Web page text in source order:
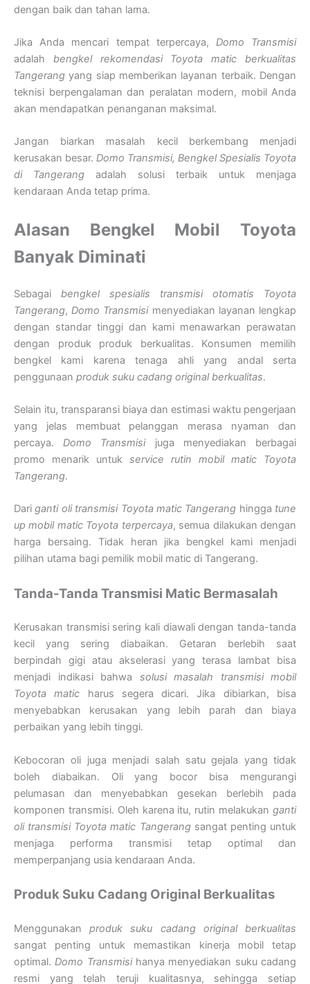
dengan baik dan tahan lama.
Jika Anda mencari tempat terpercaya, Domo Transmisi
adalah bengkel rekomendasi Toyota matic berkualitas
Tangerang yang siap memberikan layanan terbaik. Dengan
teknisi berpengalaman dan peralatan modern, mobil Anda
akan mendapatkan penanganan maksimal.
Jangan biarkan masalah kecil berkembang menjadi
kerusakan besar. Domo Transmisi, Bengkel Spesialis Toyota
di Tangerang adalah solusi terbaik untuk menjaga
kendaraan Anda tetap prima.
Alasan Bengkel Mobil Toyota
Banyak Diminati
Sebagai bengkel spesialis transmisi otomatis Toyota
Tangerang, Domo Transmisimenyediakan layanan lengkap
dengan standar tinggi dan kami menawarkan perawatan
dengan produk produk berkualitas. Konsumen memilih
bengkel kami karena tenaga ahli yang andal serta
penggunaan produk suku cadang original berkualitas.
Selain itu, transparansi biaya dan estimasi waktu pengerjaan
yang jelas membuat pelanggan merasa nyaman dan
percaya.Domo Transmisijuga menyediakan berbagai
promo menarik untuk service rutin mobil matic Toyota
Tangerang.
Dariganti oli transmisi Toyota matic Tangerang hingga tune
up mobil matic Toyota terpercaya, semua dilakukan dengan
harga bersaing. Tidak heran jika bengkel kami menjadi
pilihan utama bagi pemilik mobil matic di Tangerang.
Tanda-Tanda Transmisi Matic Bermasalah
Kerusakan transmisi sering kali diawali dengan tanda-tanda
kecil yang sering diabaikan. Getaran berlebih saat
berpindah gigi atau akselerasi yang terasa lambat bisa
menjadi indikasi bahwa solusi masalah transmisi mobil
Toyota matic harus segera dicari. Jika dibiarkan, bisa
menyebabkan kerusakan yang lebih parah dan biaya
perbaikan yang lebih tinggi.
Kebocoran oli juga menjadi salah satu gejala yang tidak
boleh diabaikan. Oli yang bocor bisa mengurangi
pelumasan dan menyebabkan gesekan berlebih pada
komponen transmisi. Oleh karena itu, rutin melakukan ganti
oli transmisi Toyota matic Tangerangsangat penting untuk
menjaga performa transmisi tetap optimal dan
memperpanjang usia kendaraan Anda.
Produk Suku Cadang Original Berkualitas
Menggunakanproduk suku cadang original berkualitas
sangat penting untuk memastikan kinerja mobil tetap
optimal.Domo Transmisihanya menyediakan suku cadang
resmi yang telah teruji kualitasnya, sehingga setiap